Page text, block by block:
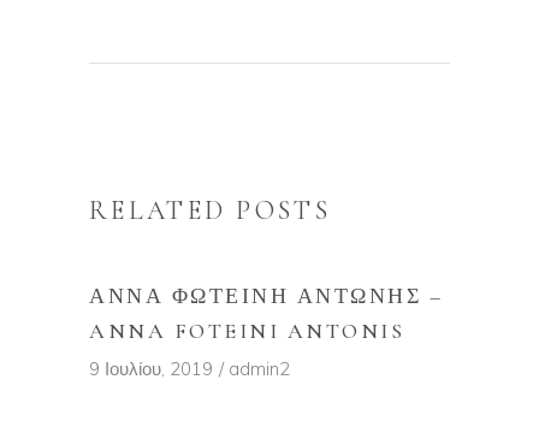
RELATED POSTS
ΆΝΝΑ ΦΩΤΕΙΝΉ ΑΝΤΏΝΗΣ –
ANNA FOTEINI ANTONIS
9 Ιουλίου, 2019 admin2